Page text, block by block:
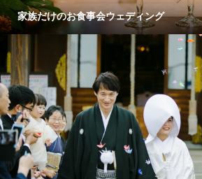
家族だけのお食事会ウェディング